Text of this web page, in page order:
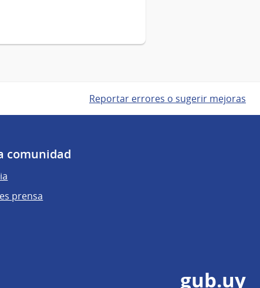
Reportar errores o sugerir mejoras
comunidad
prensa
gub.uy